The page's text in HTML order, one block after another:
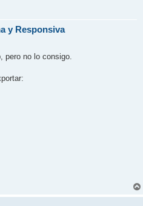
y Responsiva
pero no lo consigo.